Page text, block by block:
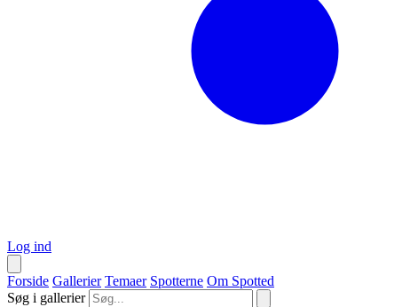
Log ind
Forside Gallerier Temaer Spotterne Om Spotted
Søg i gallerier